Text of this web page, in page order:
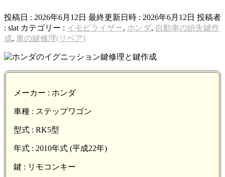
投稿日 : 2026年6月12日 最終更新日時 : 2026年6月12日 投稿者
: slat カテゴリー : イモビライザー, ホンダ, 自動車の紛失鍵作
成, 車の鍵修理(リペア)
メーカー : ホンダ
車種 : ステップワゴン
型式 : RK5型
年式 : 2010年式 (平成22年)
鍵 : リモコンキー